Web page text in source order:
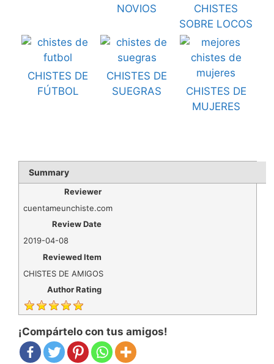
NOVIOS
CHISTES
SOBRE LOCOS
CHISTES DE
FÚTBOL
CHISTES DE
SUEGRAS
CHISTES DE
MUJERES
Summary
Reviewer
cuentameunchiste.com
Review Date
2019-04-08
Reviewed Item
CHISTES DE AMIGOS
Author Rating
¡Compártelo con tus amigos!